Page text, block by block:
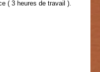
( 3 heures de travail ).